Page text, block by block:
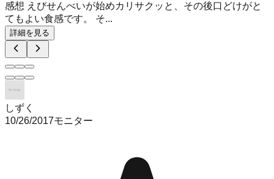
感想 えびせんべいが始めカリサクッと、その後口どけがと
てもよい食感です。 そ...
詳細を見る
しずく
10/26/2017モニター